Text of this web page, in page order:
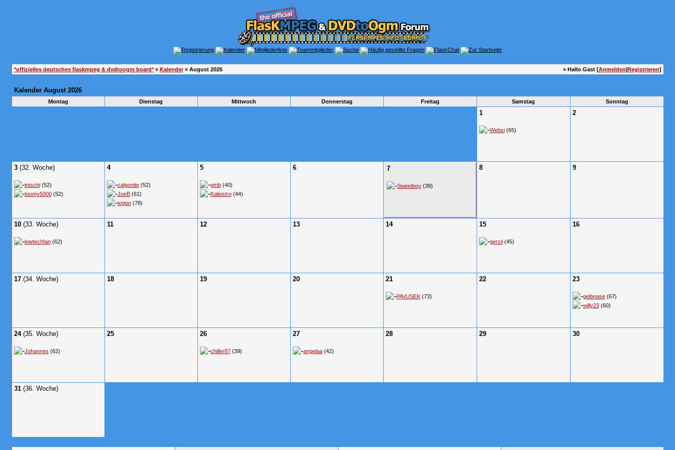
*offizielles deutsches flaskmpeg & dvdtoogm board*» Kalender» August 2026 » Hallo Gast [Anmelden|Registrieren]
Kalender August 2026
Montag Dienstag Mittwoch Donnerstag Freitag Samstag Sonntag
1
Websi(65)
2
3(32. Woche)
intschi(52)
toomy5000(52)
4
calgonite(52)
JoeB(61)
toppo(78)
5
gmb(40)
Kaliostro(44)
6 7
Sweetboy(39)
8 9
10(33. Woche)
lowtechfan(62)
11 12 13 14 15
gerzii(45)
16
17(34. Woche) 18 19 20 21
PAVUSEK(73)
22 23
gelbnase(67)
willy23(60)
24(35. Woche)
Johannes (62)
25 26
chiller87(39)
27
angelaa(42)
28 29 30
31(36. Woche)